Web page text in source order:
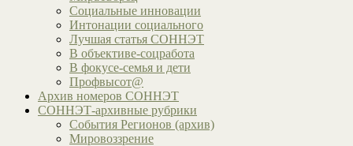
Социальные инновации
Интонации социального
Лучшая статья СОННЭТ
В объективе-соцработа
В фокусе-семья и дети
Профвысот@
Архив номеров СОННЭТ
СОННЭТ-архивные рубрики
События Регионов (архив)
Мировоззрение